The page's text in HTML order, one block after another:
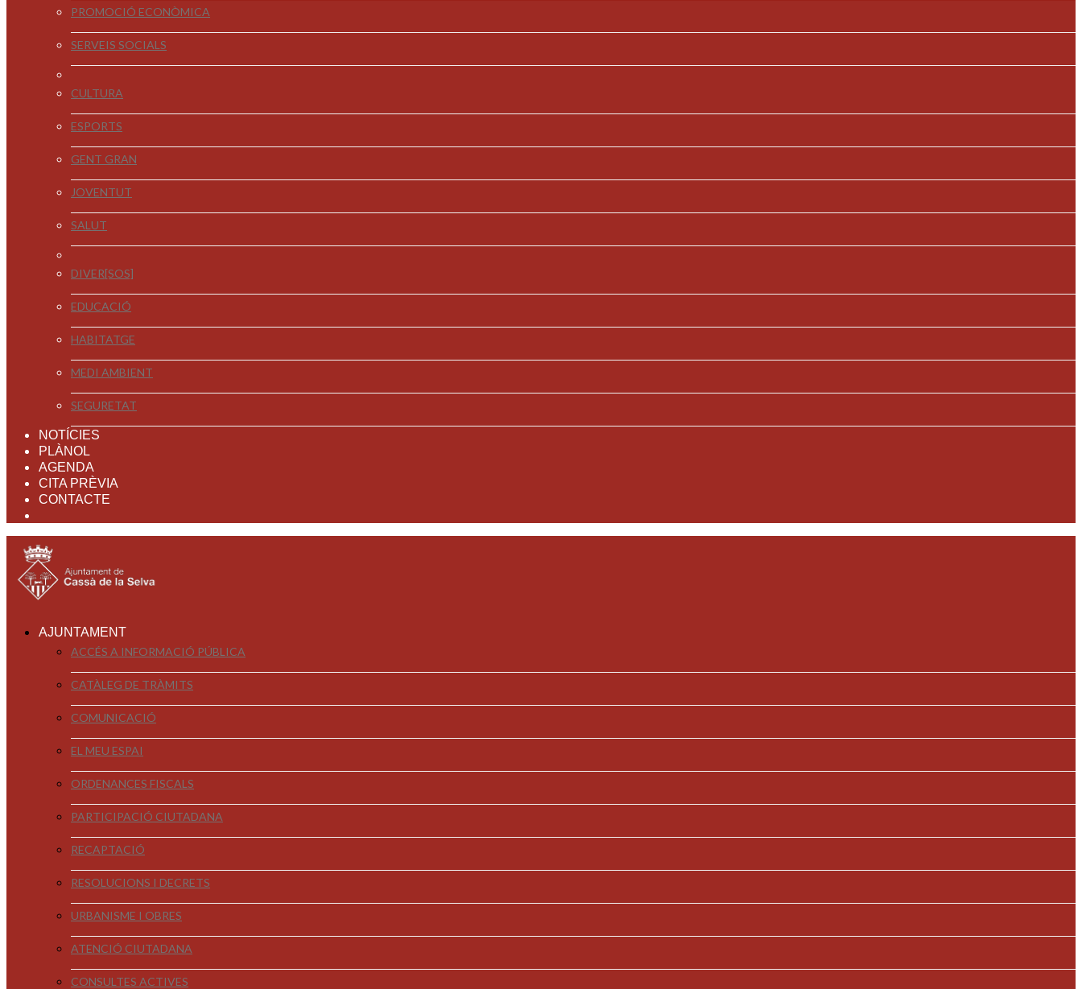
PROMOCIÓ ECONÒMICA
SERVEIS SOCIALS
CULTURA
ESPORTS
GENT GRAN
JOVENTUT
SALUT
DIVER[SOS]
EDUCACIÓ
HABITATGE
MEDI AMBIENT
SEGURETAT
NOTÍCIES
PLÀNOL
AGENDA
CITA PRÈVIA
CONTACTE
AJUNTAMENT
ACCÉS A INFORMACIÓ PÚBLICA
CATÀLEG DE TRÀMITS
COMUNICACIÓ
EL MEU ESPAI
ORDENANCES FISCALS
PARTICIPACIÓ CIUTADANA
RECAPTACIÓ
RESOLUCIONS I DECRETS
URBANISME I OBRES
ATENCIÓ CIUTADANA
CONSULTES ACTIVES